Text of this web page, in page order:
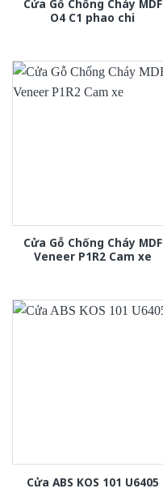
Cửa Gỗ Chống Cháy MDF
O4 C1 phao chi
Cửa Gỗ Chống Cháy MDF
Veneer P1R2 Cam xe
Cửa ABS KOS 101 U6405